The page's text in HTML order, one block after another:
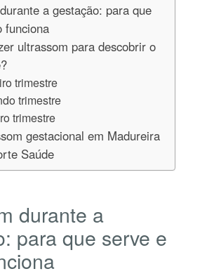
a gestação: para que
funciona
ultrassom para descobrir o
trimestre
trimestre
trimestre
gestacional em Madureira
Saúde
durante a
para que serve e